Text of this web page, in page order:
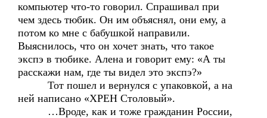
компьютер что-то говорил. Спрашивал при
чем здесь тюбик. Он им объяснял, они ему, а
потом ко мне с бабушкой направили.
Выяснилось, что он хочет знать, что такое
экспэ в тюбике. Алена и говорит ему: «А ты
расскажи нам, где ты видел это экспэ?»
Тот пошел и вернулся с упаковкой, а на
ней написано «ХРЕН Столовый».
…Вроде, как и тоже гражданин России,